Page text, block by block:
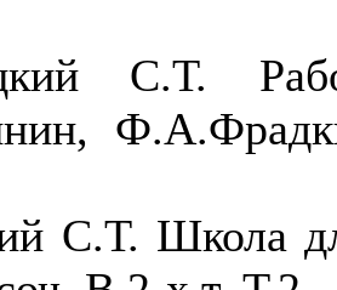
С.Т.
С.Т. Школа